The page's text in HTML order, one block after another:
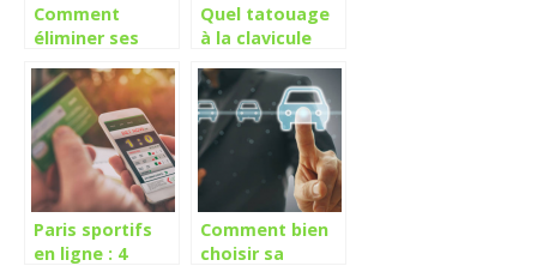
Comment
éliminer ses
peau ?
Quel tatouage
à la clavicule
Paris sportifs
en ligne : 4
Comment bien
choisir sa